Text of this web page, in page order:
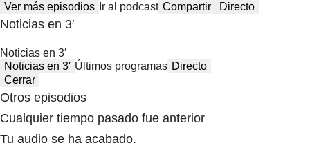
Ver más episodios Ir al podcast Compartir Directo
Noticias en 3′
Noticias en 3′
Noticias en 3′ Últimos programas Directo
Cerrar
Otros episodios
Cualquier tiempo pasado fue anterior
Tu audio se ha acabado.